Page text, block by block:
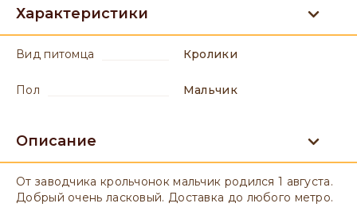
Характеристики
вид питомца Кролики
пол мальчик
Описание
От заводчика крольчонок мальчик родился 1 августа.
Добрый очень ласковый. Доставка до любого метро.